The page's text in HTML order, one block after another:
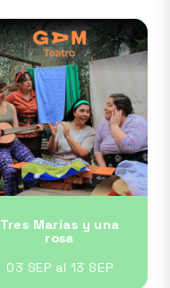
Tres Marías y una
rosa
03 SEP al 13 SEP